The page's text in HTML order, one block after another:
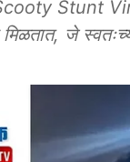
Stunt
मिळतात, जे